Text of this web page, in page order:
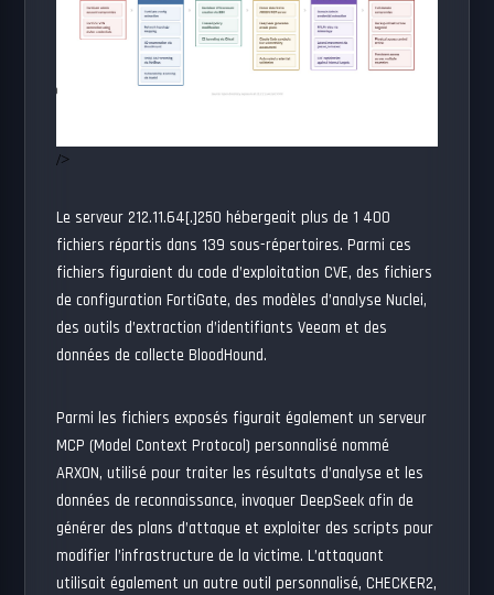
/>
Le serveur 212.11.64[.]250 hébergeait plus de 1 400
fichiers répartis dans 139 sous-répertoires. Parmi ces
fichiers figuraient du code d’exploitation CVE, des fichiers
de configuration FortiGate, des modèles d’analyse Nuclei,
des outils d’extraction d’identifiants Veeam et des
données de collecte BloodHound.
Parmi les fichiers exposés figurait également un serveur
MCP (Model Context Protocol) personnalisé nommé
ARXON, utilisé pour traiter les résultats d’analyse et les
données de reconnaissance, invoquer DeepSeek afin de
générer des plans d’attaque et exploiter des scripts pour
modifier l’infrastructure de la victime. L’attaquant
utilisait également un autre outil personnalisé, CHECKER2,